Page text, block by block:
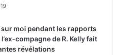
moi pendant les rapports
compagne de R. Kelly fait
révélations